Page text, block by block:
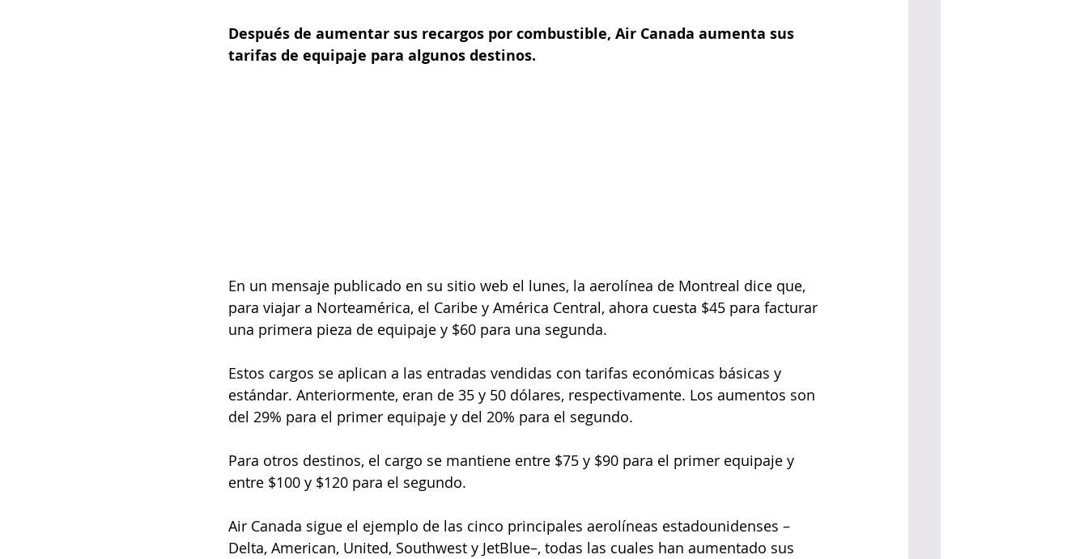
Después de aumentar sus recargos por combustible, Air Canada aumenta sus
tarifas de equipaje para algunos destinos.
En un mensaje publicado en su sitio web el lunes, la aerolínea de Montreal dice que,
para viajar a Norteamérica, el Caribe y América Central, ahora cuesta $45 para facturar
una primera pieza de equipaje y $60 para una segunda.
Estos cargos se aplican a las entradas vendidas con tarifas económicas básicas y
estándar. Anteriormente, eran de 35 y 50 dólares, respectivamente. Los aumentos son
del 29% para el primer equipaje y del 20% para el segundo.
Para otros destinos, el cargo se mantiene entre $75 y $90 para el primer equipaje y
entre $100 y $120 para el segundo.
Air Canada sigue el ejemplo de las cinco principales aerolíneas estadounidenses –
Delta, American, United, Southwest y JetBlue–, todas las cuales han aumentado sus